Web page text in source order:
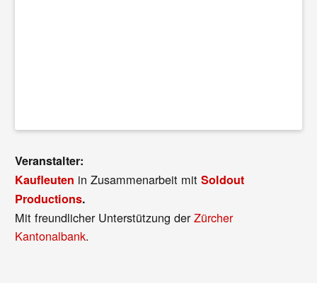
Veranstalter:
Kaufleuten in Zusammenarbeit mitSoldout
Productions.
Mit freundlicher Unterstützung derZürcher
Kantonalbank.